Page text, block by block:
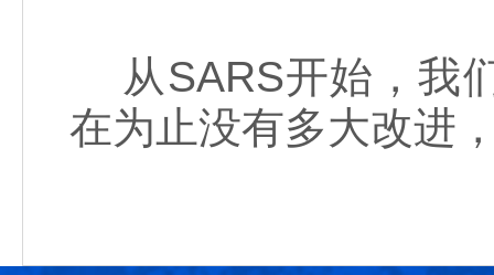
从SARS开始，我
在为止没有多大改进